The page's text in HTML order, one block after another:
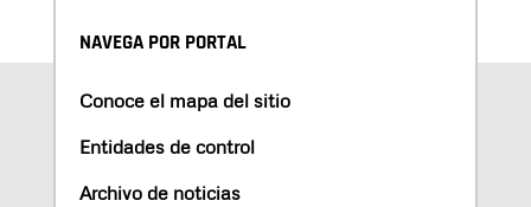
NAVEGA POR PORTAL
Conoce el mapa del sitio
Entidades de control
Archivo de noticias